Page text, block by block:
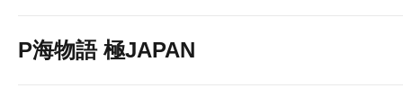
P海物語 極JAPAN